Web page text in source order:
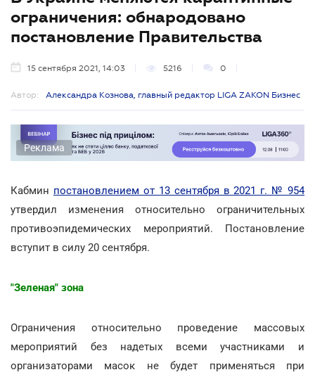
ограничения: обнародовано
постановление Правительства
15 сентября 2021, 14:03 5216 0
Автор: Александра Кознова, главный редактор LIGA ZAKON Бизнес
Реклама
Кабмин постановлением от 13 сентября в 2021 г. № 954
утвердил изменения относительно ограничительных
противоэпидемических мероприятий. Постановление
вступит в силу 20 сентября.
"Зеленая" зона
Ограничения относительно проведение массовых
мероприятий без надетых всеми участниками и
организаторами масок не будет применяться при